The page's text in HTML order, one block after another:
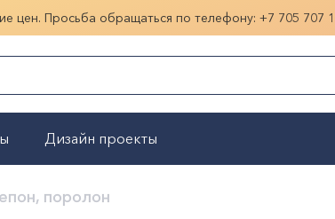
цен. Просьба обращаться по телефону: +7 705 707
Показать больше
Дизайн проекты
поролон